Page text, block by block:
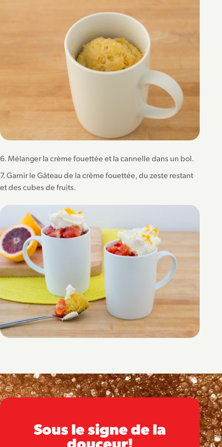
6. Mélanger la crème fouettée et la cannelle dans un bol.
7. Garnir le Gâteau de la crème fouettée, du zeste restant
et des cubes de fruits.
Sous le signe de la
douceur!